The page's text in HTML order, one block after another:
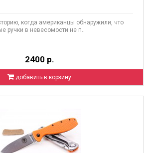
когда американцы обнаружили, что
ручки в невесомости не п..
2400 р.
добавить в корзину